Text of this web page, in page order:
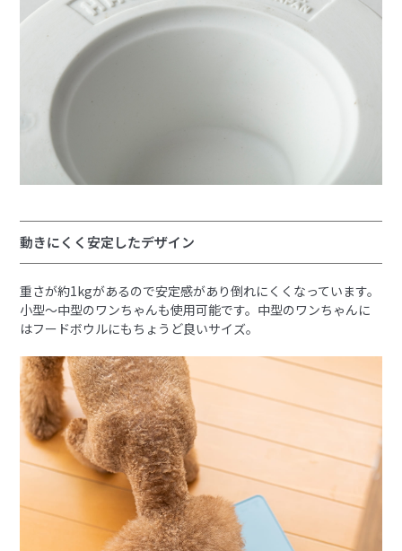
動きにくく安定したデザイン
重さが約1kgがあるので安定感があり倒れにくくなっています。
小型～中型のワンちゃんも使用可能です。中型のワンちゃんに
はフードボウルにもちょうど良いサイズ。